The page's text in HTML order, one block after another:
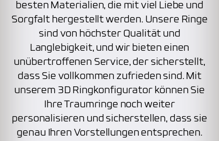
besten Materialien, die mit viel Liebe und
Sorgfalt hergestellt werden. Unsere Ringe
sind von höchster Qualität und
Langlebigkeit, und wir bieten einen
unübertroffenen Service, der sicherstellt,
dass Sie vollkommen zufrieden sind. Mit
unserem 3D Ringkonfigurator können Sie
Ihre Traumringe noch weiter
personalisieren und sicherstellen, dass sie
genau Ihren Vorstellungen entsprechen.